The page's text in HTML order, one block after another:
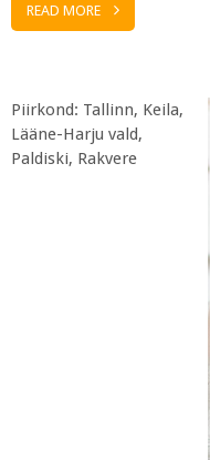
READ MORE
Piirkond: Tallinn, Keila,
Lääne-Harju vald,
Paldiski, Rakvere